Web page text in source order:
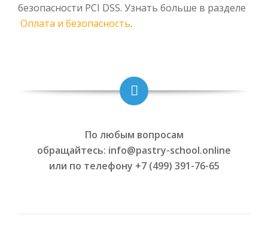
безопасности PCI DSS. Узнать больше в разделе
Оплата и безопасность.
По любым вопросам
обращайтесь: info@pastry-school.online
или по телефону +7 (499) 391-76-65